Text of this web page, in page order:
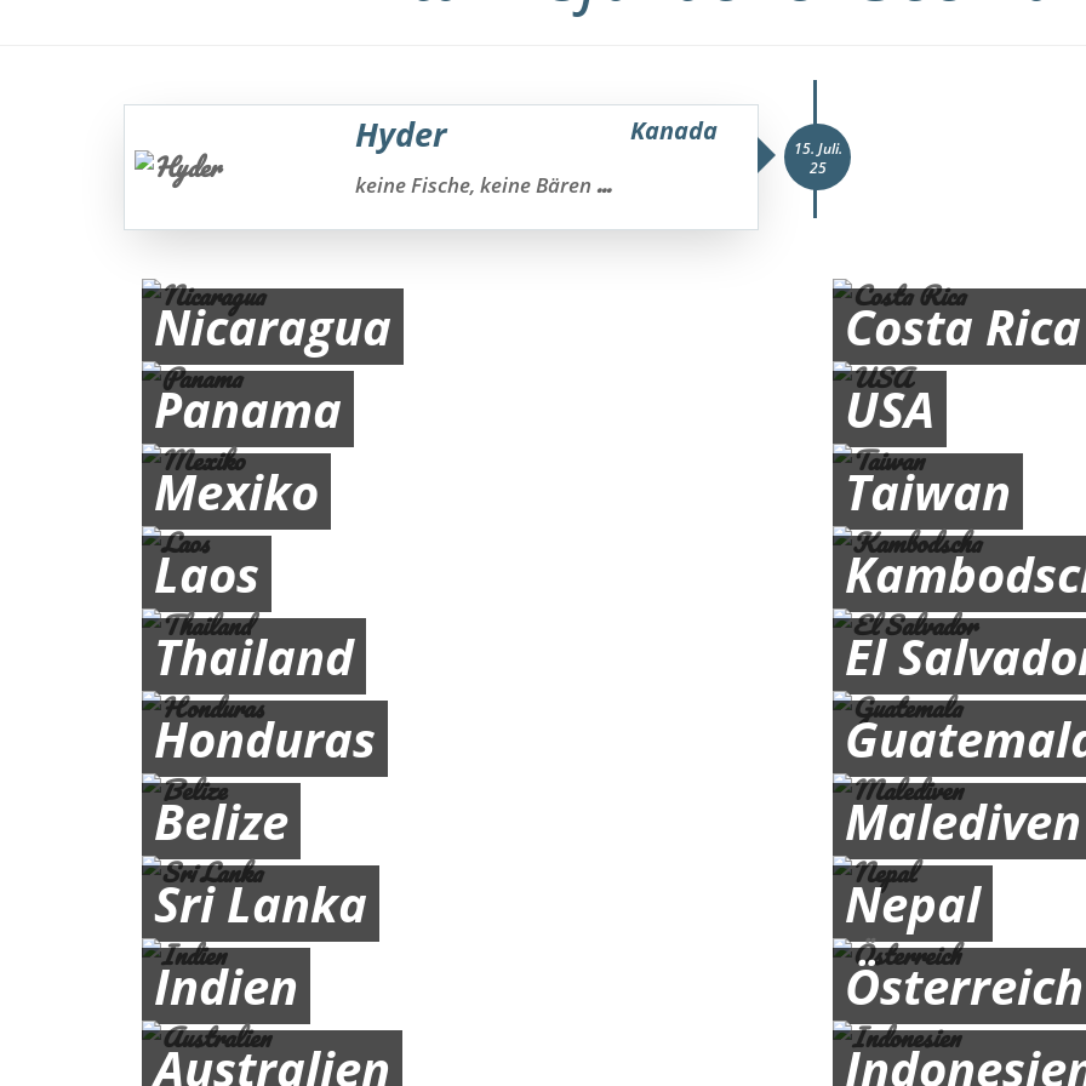
15. Juli.
25
Hyder Kanada
keine Fische, keine Bären ...
Nicaragua
Costa Rica
Panama
USA
Mexiko
Taiwan
Laos
Thailand
El
Honduras
Belize
Malediven
Sri Lanka
Nepal
Indien
Österreich
Australien